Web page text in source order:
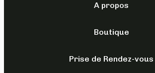
A propos
Boutique
Prise de Rendez-vous